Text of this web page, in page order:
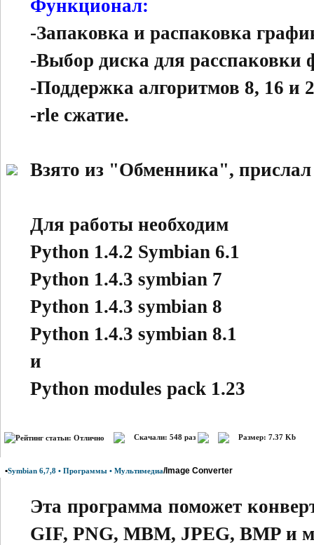
Функционал:
-Запаковка и распаковка
-Выбор диска для расспаковки
-Поддержка алгоритмов 8, 16 и
-rle сжатие.
Взято из "Обменника",
Для работы необходим
Python 1.4.2 Symbian 6.1
Python 1.4.3 symbian 7
Python 1.4.3 symbian 8
Python 1.4.3 symbian 8.1
и
Python modules pack 1.23
Скачали: 548 раз Размер: 7.37 Kb
•Symbian 6,7,8 • Программы • Мультимедиа/Image Converter
Эта программа поможет
GIF, PNG, MBM, JPEG, BMP и